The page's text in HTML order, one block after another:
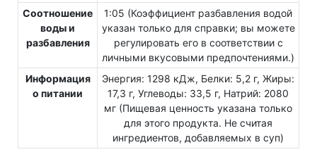
Соотношение
воды и
разбавления
1:05 (Коэффициент разбавления водой
указан только для справки; вы можете
регулировать его в соответствии с
личными вкусовыми предпочтениями.)
Информация
о питании
Энергия: 1298 кДж, Белки: 5,2 г, Жиры:
17,3 г, Углеводы: 33,5 г, Натрий: 2080
мг (Пищевая ценность указана только
для этого продукта. Не считая
ингредиентов, добавляемых в суп)